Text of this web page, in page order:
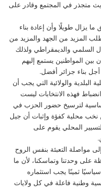
متجذر في المجتمع وقادر على
يزال طويلًا وأن إعادة بناء
المزيد من الجهد والمزيد من
السلمي والديمقراطي ولذلك
المواطنين يستمع إليهم
بناء جزائر أفضل.
البلدية والولائية التي يجب أن
فهذه الانتخابات ليست
لترسيخ حضور الحزب في
نخب محلية كفؤة وإثبات أن جيل
المحلي يقوم على
مواصلة التعبئة بنفس الروح
على وحدتنا وتماسكنا، لأن ما
ثمينًا يجب استثماره
وطنية فاعلة في كل ولايات